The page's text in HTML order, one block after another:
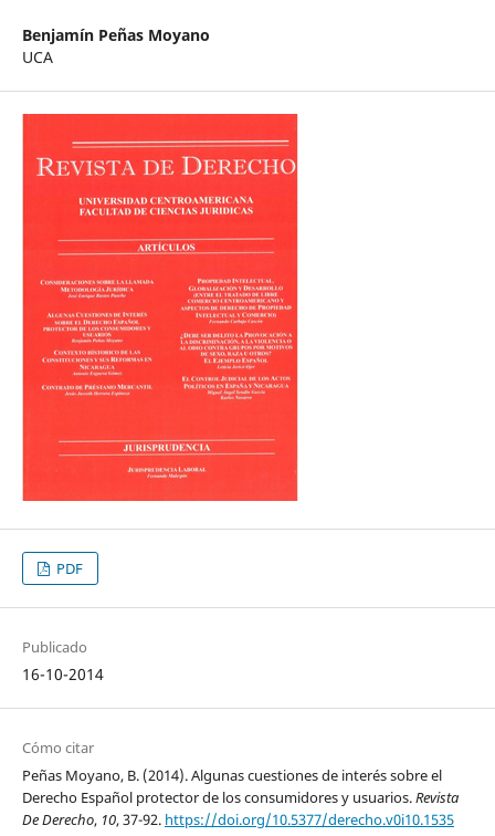
Benjamín Peñas Moyano
UCA
PDF
Publicado
16-10-2014
Cómo citar
Peñas Moyano, B. (2014). Algunas cuestiones de interés sobre el
Derecho Español protector de los consumidores y usuarios.Revista
De Derecho, 10, 37-92. https://doi.org/10.5377/derecho.v0i10.1535